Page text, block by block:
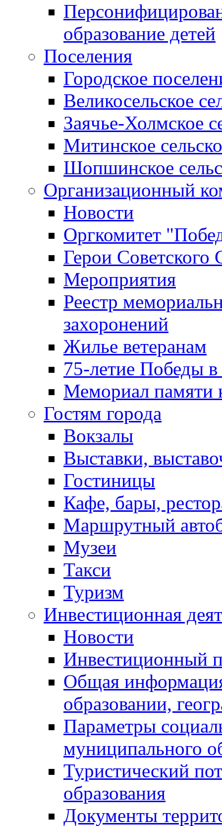
образование детей
Поселения
Городское
Великосельское
Заячье-Холмское
Митинское
Шопшинское
Организационный
Новости
Оргкомитет
Герои Советского
Мероприятия
Реестр
захоронений
Жилье ветеранам
75-летие Победы
Мемориал памяти
Гостям города
Вокзалы
Выставки,
Гостиницы
Кафе, бары,
Маршрутный
Музеи
Такси
Туризм
Инвестиционная
Новости
Инвестиционный
Общая
образовании,
Параметры
муниципального
Туристический
образования
Документы